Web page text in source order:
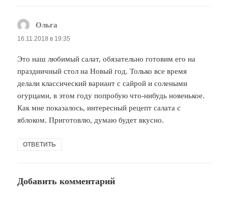
Ольга
16.11.2018 в 19:35
Это наш любимый салат, обязательно готовим его на
праздничный стол на Новый год. Только все время
делали классический вариант с сайрой и солеными
огурцами, в этом году попробую что-нибудь новенькое.
Как мне показалось, интересный рецепт салата с
яблоком. Приготовлю, думаю будет вкусно.
ОТВЕТИТЬ
Добавить комментарий